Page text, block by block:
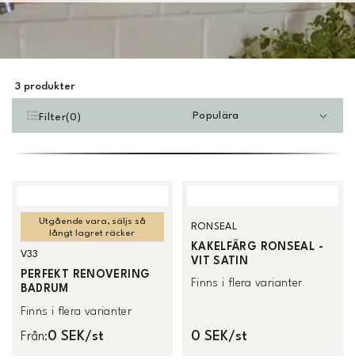
3 produkter
Filter(0) Populära
Utgående vara, säljs så
långt lagret räcker
V33
PERFEKT RENOVERING
BADRUM
Finns i flera varianter
Från:0 SEK/st
RONSEAL
KAKELFÄRG RONSEAL -
VIT SATIN
Finns i flera varianter
0 SEK/st